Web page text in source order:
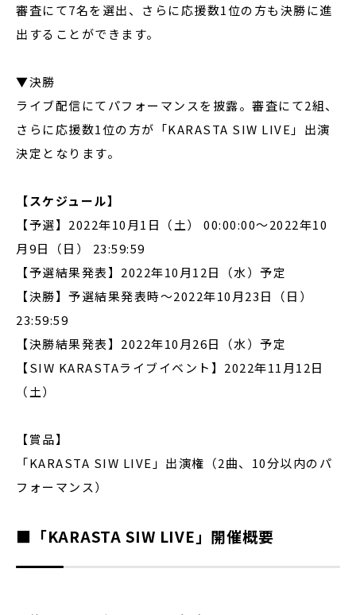
審査にて7名を選出、さらに応援数1位の方も決勝に進
出することができます。
▼決勝
ライブ配信にてパフォーマンスを披露。審査にて2組、
さらに応援数1位の方が「KARASTA SIW LIVE」出演
決定となります。
【スケジュール】
【予選】2022年10月1日（土） 00:00:00〜2022年10
月9日（日） 23:59:59
【予選結果発表】2022年10月12日（水）予定
【決勝】予選結果発表時〜2022年10月23日（日）
23:59:59
【決勝結果発表】2022年10月26日（水）予定
【SIW KARASTAライブイベント】2022年11月12日
（土）
【賞品】
「KARASTA SIW LIVE」出演権（2曲、10分以内のパ
フォーマンス）
■「KARASTA SIW LIVE」開催概要